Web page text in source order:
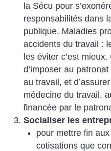
la Sécu pour
responsabilités dans
publique. Maladies
accidents du travail :
les éviter c’est
d’imposer au
au travail, et
médecine du travail,
financée par le
Socialiser les
pour mettre fin
cotisations que